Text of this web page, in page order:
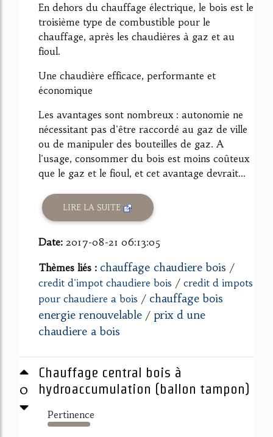
En dehors du chauffage électrique, le bois est le
troisième type de combustible pour le
chauffage, après les chaudières à gaz et au
fioul.
Une chaudière efficace, performante et
économique
Les avantages sont nombreux : autonomie ne
nécessitant pas d'être raccordé au gaz de ville
ou de manipuler des bouteilles de gaz. A
l'usage, consommer du bois est moins coûteux
que le gaz et le fioul, et cet avantage devrait...
LIRE LA SUITE
Date: 2017-08-21 06:13:05
Thèmes liés : chauffage chaudiere bois /
credit d'impot chaudiere bois / credit d impots
pour chaudiere a bois / chauffage bois
energie renouvelable / prix d une
chaudiere a bois
0
Chauffage central bois à
hydroaccumulation (ballon tampon)
Pertinence
1279%